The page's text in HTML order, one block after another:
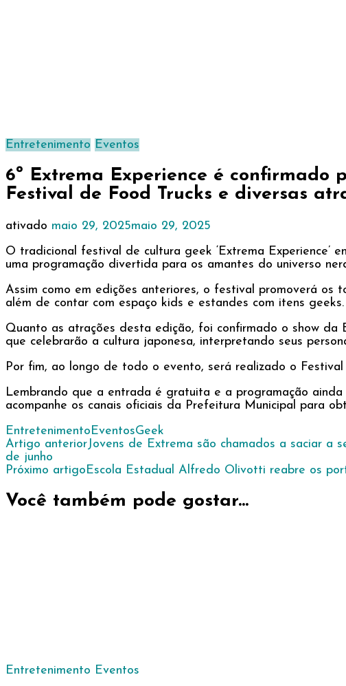
Entretenimento Eventos
6º Extrema Experience é confirmado
Festival de Food Trucks e diversas
ativado maio 29, 2025maio 29, 2025
O tradicional festival de cultura geek ‘Extrema
uma programação divertida para os amantes do universo
Assim como em edições anteriores, o festival promoverá os
além de contar com espaço kids e estandes com itens geeks.
Quanto as atrações desta edição, foi confirmado o show da
que celebrarão a cultura japonesa, interpretando seus
Por fim, ao longo de todo o evento, será realizado o
Lembrando que a entrada é gratuita e a programação
acompanhe os canais oficiais da Prefeitura Municipal para
EntretenimentoEventosGeek
Navegação
de
Artigo anteriorJovens de Extrema são chamados a saciar a
de junho
Próximo artigoEscola Estadual Alfredo Olivotti reabre os
Você também pode gostar...
Entretenimento Eventos